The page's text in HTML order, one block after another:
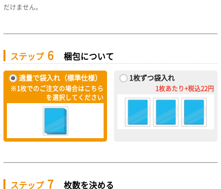
だけません。
ステップ 6 梱包について
適量で袋入れ（標準仕様）
※1枚でのご注文の場合はこちら
を選択してください
1枚ずつ袋入れ
1枚あたり+税込22円
ステップ 7 枚数を決める